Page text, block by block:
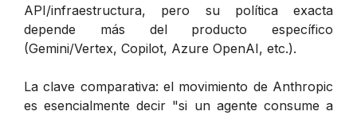
API/infraestructura, pero su política exacta
depende más del producto específico
(Gemini/Vertex, Copilot, Azure OpenAI, etc.).
La clave comparativa: el movimiento de Anthropic
es esencialmente decir "si un agente consume a